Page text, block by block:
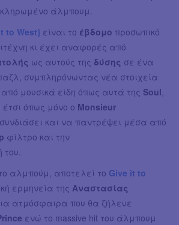
άλμπουμ.
to West} είναι το έβδομο προσωπικό
κι έχει αναφορές από
ως αυτούς της δύσης σε ένα
παζλ, συμπληρόνωντας νέα στοιχεία
από μουσικά είδη όπως αυτά της Soul
έτσι όπως μόνο ο Monsieur
και να παντρέψει μέσα από
φίλτρο και την
του.
αλμπούμ, αποτελεί το Give it to
ερμηνεία της Αναστασίας
ατμόσφαιρα που θα ζήλευε
ενώ το massive hit του άλμπουμ